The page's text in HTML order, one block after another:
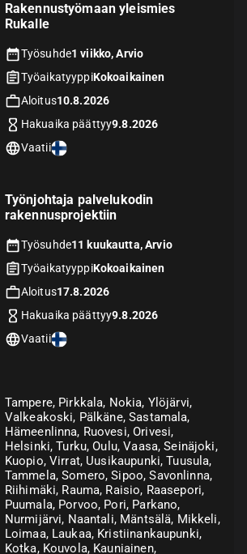
Rakennustyömaan yleismies
Rukalle
Työsuhde1 viikko, Arvio
TyöaikatyyppiKokoaikainen
Aloitus10.8.2026
Hakuaika päättyy9.8.2026
Vaatii
Työnjohtaja palvelukodin
rakennusprojektiin
Työsuhde11 kuukautta, Arvio
TyöaikatyyppiKokoaikainen
Aloitus17.8.2026
Hakuaika päättyy9.8.2026
Vaatii
Tampere, Pirkkala, Nokia, Ylöjärvi,
Valkeakoski, Pälkäne, Sastamala,
Hämeenlinna, Ruovesi, Orivesi,
Helsinki, Turku, Oulu, Vaasa, Seinäjoki,
Kuopio, Virrat, Uusikaupunki, Tuusula,
Tammela, Somero, Sipoo, Savonlinna,
Riihimäki, Rauma, Raisio, Raasepori,
Puumala, Porvoo, Pori, Parkano,
Nurmijärvi, Naantali, Mäntsälä, Mikkeli,
Loimaa, Laukaa, Kristiinankaupunki,
Kotka, Kouvola, Kauniainen,